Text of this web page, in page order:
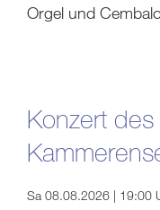
Orgel und
Konzert
Sa 08.08.2026 | 19:00